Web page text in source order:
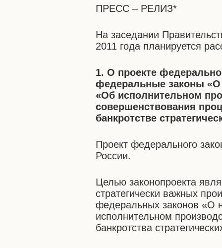
ПРЕСС – РЕЛИЗ*
На заседании
2011 года планируется
1. О проекте
федеральные законы «О
«Об исполнительном
совершенствования
банкротстве
Проект федерального
России.
Целью законопроекта
стратегически важных
федеральных законов «О
исполнительном
банкротства